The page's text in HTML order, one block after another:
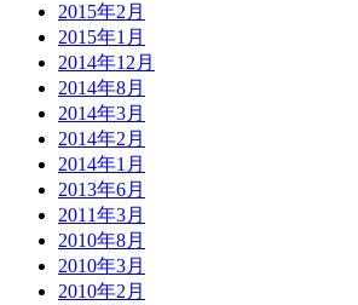
2015年2月
2015年1月
2014年12月
2014年8月
2014年3月
2014年2月
2014年1月
2013年6月
2011年3月
2010年8月
2010年3月
2010年2月